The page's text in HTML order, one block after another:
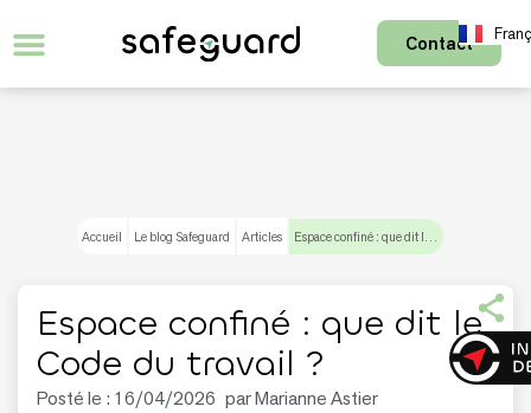
Contact
Accueil Le blog Safeguard Articles Espace confiné : que dit le Code du travail ?
Espace confiné : que dit le
Code du travail ?
Posté le : 16/04/2026 parMarianne Astier